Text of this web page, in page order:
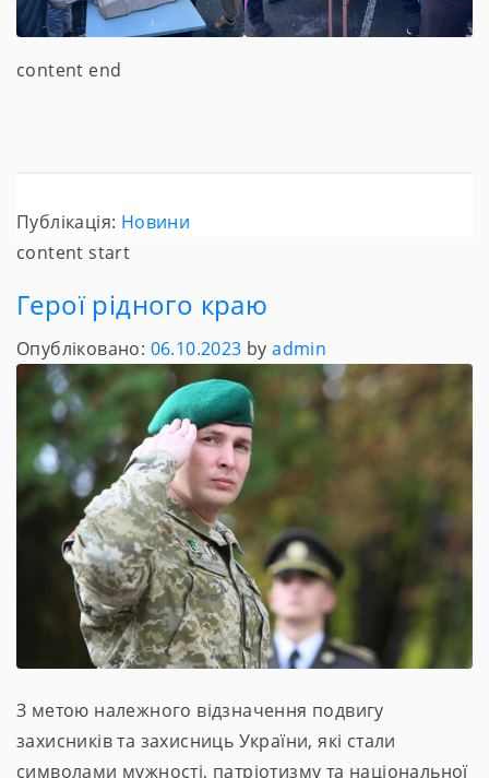
content end
Публікація: Новини
content start
Герої рідного краю
Опубліковано: 06.10.2023 byadmin
З метою належного відзначення подвигу
захисників та захисниць України, які стали
символами мужності, патріотизму та національної